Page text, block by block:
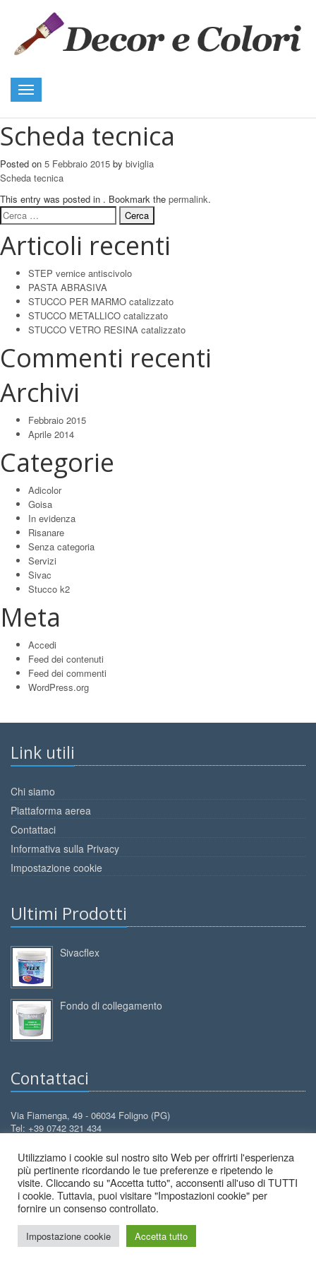
Toggle
navigation
Scheda tecnica
Posted on 5 Febbraio 2015 by biviglia
Scheda tecnica
This entry was posted in . Bookmark the permalink.
Ricerca
per:
Articoli recenti
STEP vernice antiscivolo
PASTA ABRASIVA
STUCCO PER MARMO catalizzato
STUCCO METALLICO catalizzato
STUCCO VETRO RESINA catalizzato
Commenti recenti
Archivi
Febbraio 2015
Aprile 2014
Categorie
Adicolor
Goisa
In evidenza
Risanare
Senza categoria
Servizi
Sivac
Stucco k2
Meta
Accedi
Feed dei contenuti
Feed dei commenti
WordPress.org
Link utili
Chi siamo
Piattaforma aerea
Contattaci
Informativa sulla Privacy
Impostazione cookie
Ultimi Prodotti
Sivacflex
Fondo di collegamento
Contattaci
Via Fiamenga, 49 - 06034 Foligno (PG)
Tel: +39 0742 321 434
Email:info@decorcolori.com
2026 © Decor Colori - All Rights Reserved.
Utilizziamo i cookie sul nostro sito Web per offrirti l'esperienza
più pertinente ricordando le tue preferenze e ripetendo le
visite. Cliccando su "Accetta tutto", acconsenti all'uso di TUTTI
i cookie. Tuttavia, puoi visitare "Impostazioni cookie" per
fornire un consenso controllato.
Impostazione cookie Accetta tutto